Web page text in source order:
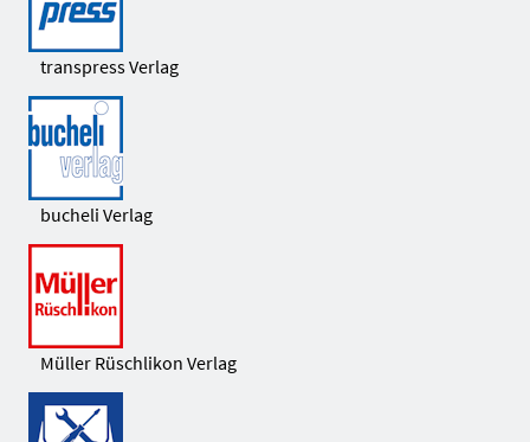
transpress Verlag
bucheli Verlag
Müller Rüschlikon Verlag